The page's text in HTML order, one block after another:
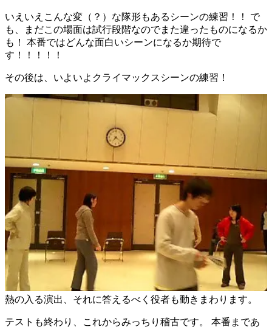
いえいえこんな変（？）な隊形もあるシーンの練習！！ で
も、まだこの場面は試行段階なのでまた違ったものになるか
も！ 本番ではどんな面白いシーンになるか期待で
す！！！！！
その後は、いよいよクライマックスシーンの練習！
熱の入る演出、それに答えるべく役者も動きまわります。
テストも終わり、これからみっちり稽古です。 本番まであ